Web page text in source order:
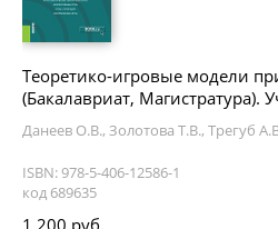
Теоретико-игровые модели
(Бакалавриат, Магистратура).
Данеев О.В., Золотова Т.В., Трегуб
ISBN: 978-5-406-12586-1
код 689635
1 200 руб.